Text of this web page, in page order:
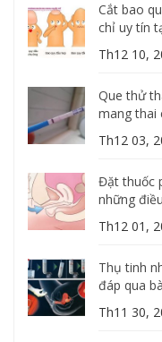
Cắt bao
chỉ uy tín
Th12 10,
Que thử
mang thai
Th12 03,
Đặt thuốc
những
Th12 01,
Thụ tinh
đáp qua
Th11 30,